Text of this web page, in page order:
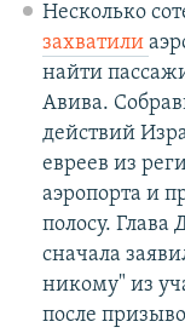
Несколько
захватили
найти
Авива.
действий
евреев из
аэропорта и
полосу. Глава
сначала
никому" из
после